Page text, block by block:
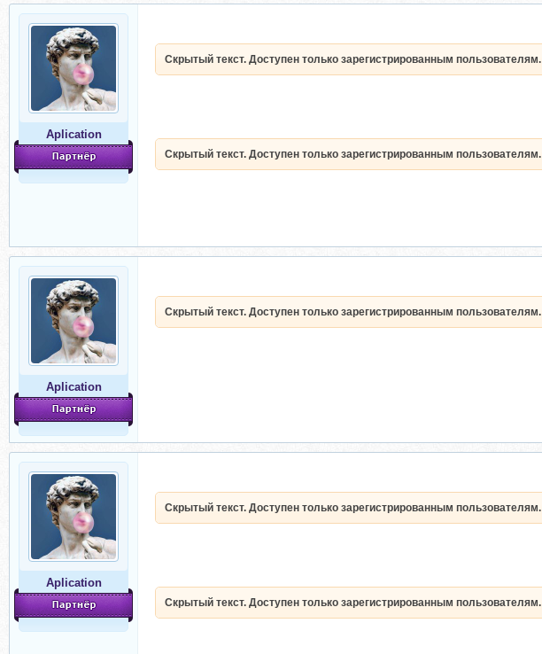
Aplication
Скрытый текст. Доступен только зарегистрированным пользователям.
Скрытый текст. Доступен только зарегистрированным пользователям.
Aplication
Скрытый текст. Доступен только зарегистрированным пользователям.
Aplication
Скрытый текст. Доступен только зарегистрированным пользователям.
Скрытый текст. Доступен только зарегистрированным пользователям.